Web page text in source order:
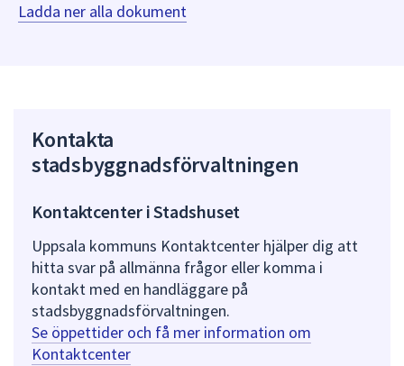
Ladda ner alla dokument
Kontakta
stadsbyggnadsförvaltningen
Kontaktcenter i Stadshuset
Uppsala kommuns Kontaktcenter hjälper dig att
hitta svar på allmänna frågor eller komma i
kontakt med en handläggare på
stadsbyggnadsförvaltningen.
Se öppettider och få mer information om
Kontaktcenter